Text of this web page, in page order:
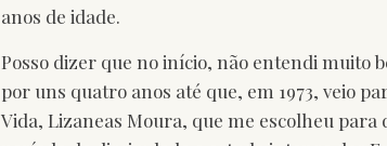
anos de idade.
Posso dizer que no início, não entendi muito
por uns quatro anos até que, em 1973, veio
Vida, Lizaneas Moura, que me escolheu para